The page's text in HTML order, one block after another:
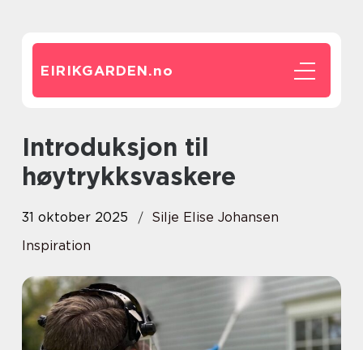
EIRIKGARDEN.no
Introduksjon til
høytrykksvaskere
31 oktober 2025
Silje Elise Johansen
Inspiration